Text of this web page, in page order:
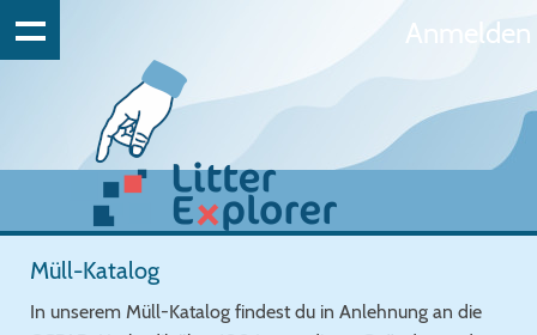
Anmelden
Müll-Katalog
In unserem Müll-Katalog findest du in Anlehnung an die